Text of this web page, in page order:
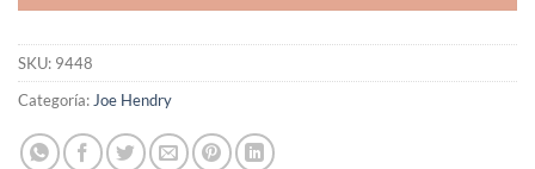
SKU: 9448
Categoría:Joe Hendry